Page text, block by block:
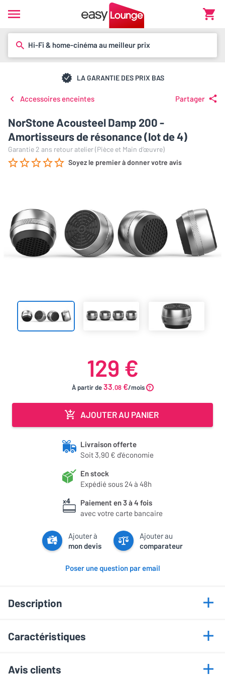
Hi-Fi & home-cinéma au meilleur prix
LA GARANTIE DES PRIX BAS
Accessoires enceintes Partager
NorStone Acousteel Damp 200 -
Amortisseurs de résonance (lot de 4)
Garantie 2 ans retour atelier (Pièce et Main d’œuvre)
Soyez le premier à donner votre avis
129 €
À partir de33.08€/mois
AJOUTER AU PANIER
Livraison offerte
Soit 3,90 € d'économie
En stock
Expédié sous 24 à 48h
Paiement en 3 à 4 fois
avec votre carte bancaire
Ajouter à
mon devis
Ajouter au
comparateur
Poser une question par email
Description
Points forts
Suppression des vibrations
Caractéristiques
Informations générales
Avis clients